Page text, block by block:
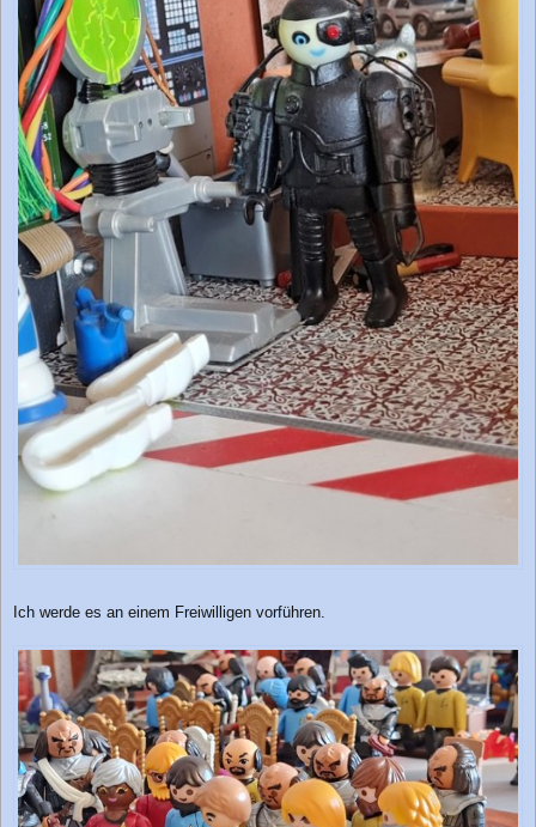
Ich werde es an einem Freiwilligen vorführen.